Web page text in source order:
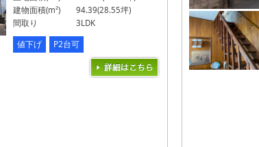
建物面積(m²)
94.39(28.55坪)
間取り
3LDK
値下げ P2台可